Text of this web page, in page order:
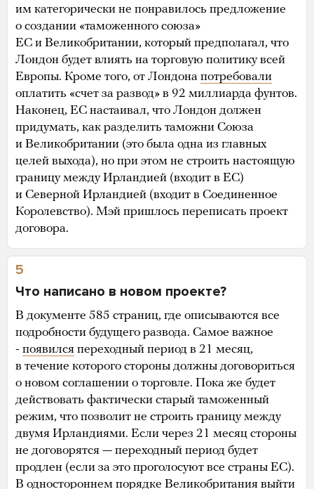
им категорически не понравилось предложение
о создании «таможенного союза»
ЕС и Великобритании, который предполагал, что
Лондон будет влиять на торговую политику всей
Европы. Кроме того, от Лондона потребовали
оплатить «счет за развод» в 92 миллиарда фунтов.
Наконец, ЕС настаивал, что Лондон должен
придумать, как разделить таможни Союза
и Великобритании (это была одна из главных
целей выхода), но при этом не строить настоящую
границу между Ирландией (входит в ЕС)
и Северной Ирландией (входит в Соединенное
Королевство). Мэй пришлось переписать проект
договора.
5
Что написано в новом проекте?
В документе 585 страниц, где описываются все
подробности будущего развода. Самое важное
- появился переходный период в 21 месяц,
в течение которого стороны должны договориться
о новом соглашении о торговле. Пока же будет
действовать фактически старый таможенный
режим, что позволит не строить границу между
двумя Ирландиями. Если через 21 месяц стороны
не договорятся — переходный период будет
продлен (если за это проголосуют все страны ЕС).
В одностороннем порядке Великобритания выйти